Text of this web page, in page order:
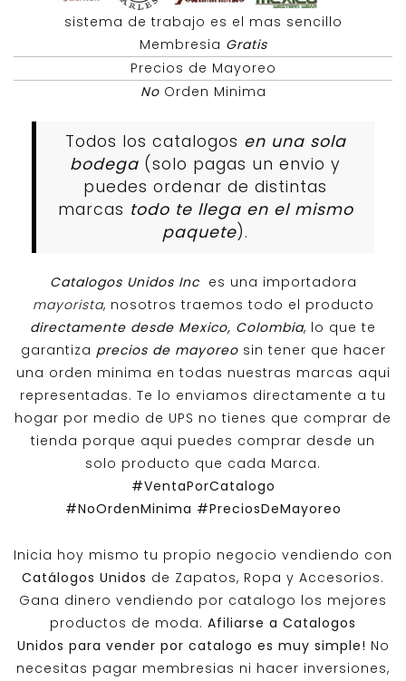
sistema de trabajo es el mas sencillo
Membresia Gratis
Precios de Mayoreo
NoOrden Minima
Todos los catalogos en una sola
bodega (solo pagas un envio y
puedes ordenar de distintas
marcas todo te llega en el mismo
paquete).
Catalogos Unidos Inc es una importadora
mayorista, nosotros traemos todo el producto
directamente desde Mexico, Colombia, lo que te
garantiza precios de mayoreosin tener que hacer
una orden minima en todas nuestras marcas aqui
representadas. Te lo enviamos directamente a tu
hogar por medio de UPS no tienes que comprar de
tienda porque aqui puedes comprar desde un
solo producto que cada Marca.
#VentaPorCatalogo
#NoOrdenMinima #PreciosDeMayoreo
Inicia hoy mismo tu propio negocio vendiendo con
Catálogos Unidos de Zapatos, Ropa y Accesorios.
Gana dinero vendiendo por catalogo los mejores
productos de moda. Afiliarse a Catalogos
Unidos para vender por catalogo es muy simple! No
necesitas pagar membresias ni hacer inversiones,